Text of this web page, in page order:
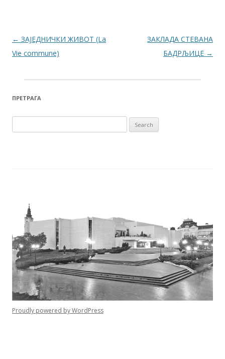
Post navigation
← ЗАЈЕДНИЧКИ ЖИВОТ (La
Vie commune)
ЗАКЛАДА СТЕВАНА
БАДРЉИЦЕ →
ПРЕТРАГА
Proudly powered by WordPress